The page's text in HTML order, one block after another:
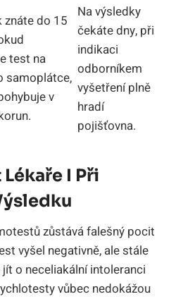
znáte do 15
test na
samoplátce,
v
Na výsledky
čekáte dny, při
indikaci
odborníkem
vyšetření plně
hradí
pojišťovna.
I Při
zůstává falešný pocit
vyšel negativně, ale stále
o neceliakální intoleranci
vůbec nedokážou